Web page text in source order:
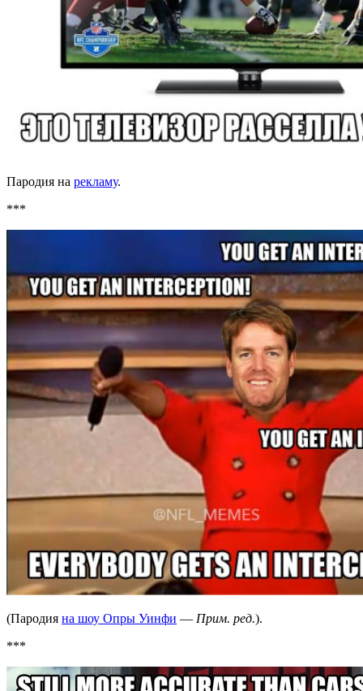
Пародия на рекламу.
***
(Пародия на шоу Опры Уинфи — Прим. ред.).
***